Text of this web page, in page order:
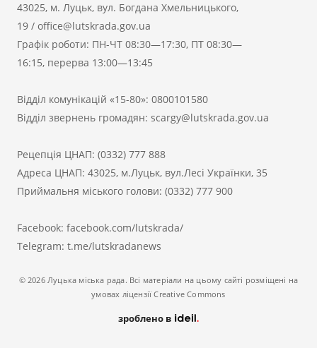
43025, м. Луцьк, вул. Богдана Хмельницького,
19 / office@lutskrada.gov.ua
Графік роботи: ПН-ЧТ 08:30—17:30, ПТ 08:30—
16:15, перерва 13:00—13:45
Відділ комунікацій «15-80»: 0800101580
Відділ звернень громадян: scargy@lutskrada.gov.ua
Рецепція ЦНАП: (0332) 777 888
Адреса ЦНАП: 43025, м.Луцьк, вул.Лесі Українки, 35
Приймальня міського голови: (0332) 777 900
Facebook: facebook.com/lutskrada/
Telegram: t.me/lutskradanews
© 2026 Луцька міська рада. Всі матеріали на цьому сайті розміщені на
умовах ліцензії Creative Commons
зроблено в